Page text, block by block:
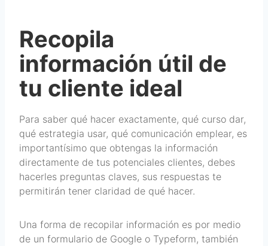
Recopila
información útil de
tu cliente ideal
Para saber qué hacer exactamente, qué curso dar,
qué estrategia usar, qué comunicación emplear, es
importantísimo que obtengas la información
directamente de tus potenciales clientes, debes
hacerles preguntas claves, sus respuestas te
permitirán tener claridad de qué hacer.
Una forma de recopilar información es por medio
de un formulario de Google o Typeform, también